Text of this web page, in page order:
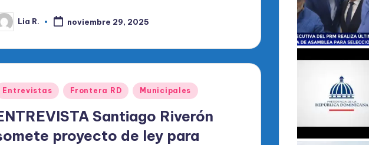
Lia R. noviembre 29, 2025
Entrevistas Frontera RD Municipales
Santiago Riverón
proyecto de ley para